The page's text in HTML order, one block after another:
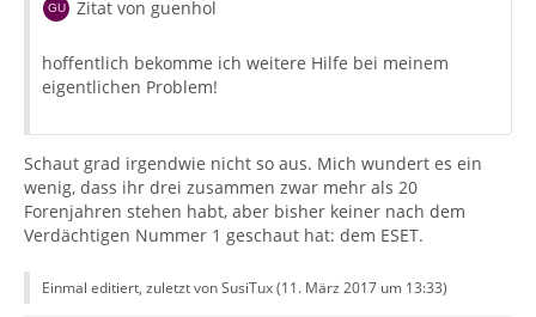
Zitat von guenhol
hoffentlich bekomme ich weitere Hilfe bei meinem
eigentlichen Problem!
Schaut grad irgendwie nicht so aus. Mich wundert es ein
wenig, dass ihr drei zusammen zwar mehr als 20
Forenjahren stehen habt, aber bisher keiner nach dem
Verdächtigen Nummer 1 geschaut hat: dem ESET.
Einmal editiert, zuletzt von SusiTux (11. März 2017 um 13:33)